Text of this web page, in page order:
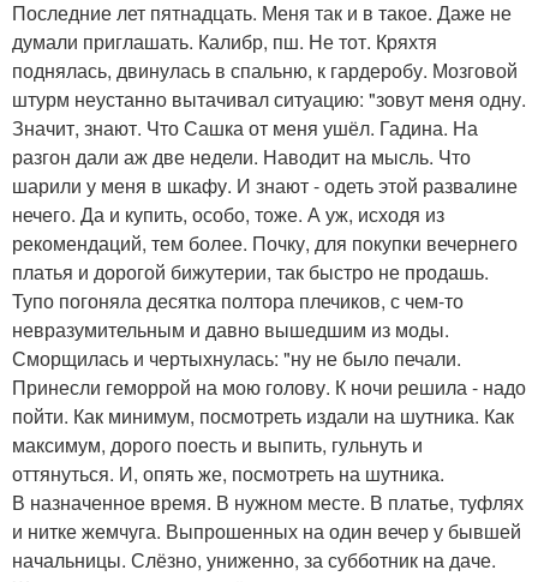
Последние лет пятнадцать. Меня так и в такое. Даже не
думали приглашать. Калибр, пш. Не тот. Кряхтя
поднялась, двинулась в спальню, к гардеробу. Мозговой
штурм неустанно вытачивал ситуацию: "зовут меня одну.
Значит, знают. Что Сашка от меня ушёл. Гадина. На
разгон дали аж две недели. Наводит на мысль. Что
шарили у меня в шкафу. И знают - одеть этой развалине
нечего. Да и купить, особо, тоже. А уж, исходя из
рекомендаций, тем более. Почку, для покупки вечернего
платья и дорогой бижутерии, так быстро не продашь.
Тупо погоняла десятка полтора плечиков, с чем-то
невразумительным и давно вышедшим из моды.
Сморщилась и чертыхнулась: "ну не было печали.
Принесли геморрой на мою голову. К ночи решила - надо
пойти. Как минимум, посмотреть издали на шутника. Как
максимум, дорого поесть и выпить, гульнуть и
оттянуться. И, опять же, посмотреть на шутника.
В назначенное время. В нужном месте. В платье, туфлях
и нитке жемчуга. Выпрошенных на один вечер у бывшей
начальницы. Слёзно, униженно, за субботник на даче.